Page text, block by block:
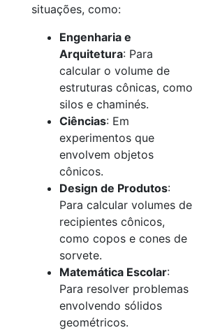
situações, como:
Engenharia e
Arquitetura: Para
calcular o volume de
estruturas cônicas, como
silos e chaminés.
Ciências: Em
experimentos que
envolvem objetos
cônicos.
Design de Produtos:
Para calcular volumes de
recipientes cônicos,
como copos e cones de
sorvete.
Matemática Escolar:
Para resolver problemas
envolvendo sólidos
geométricos.